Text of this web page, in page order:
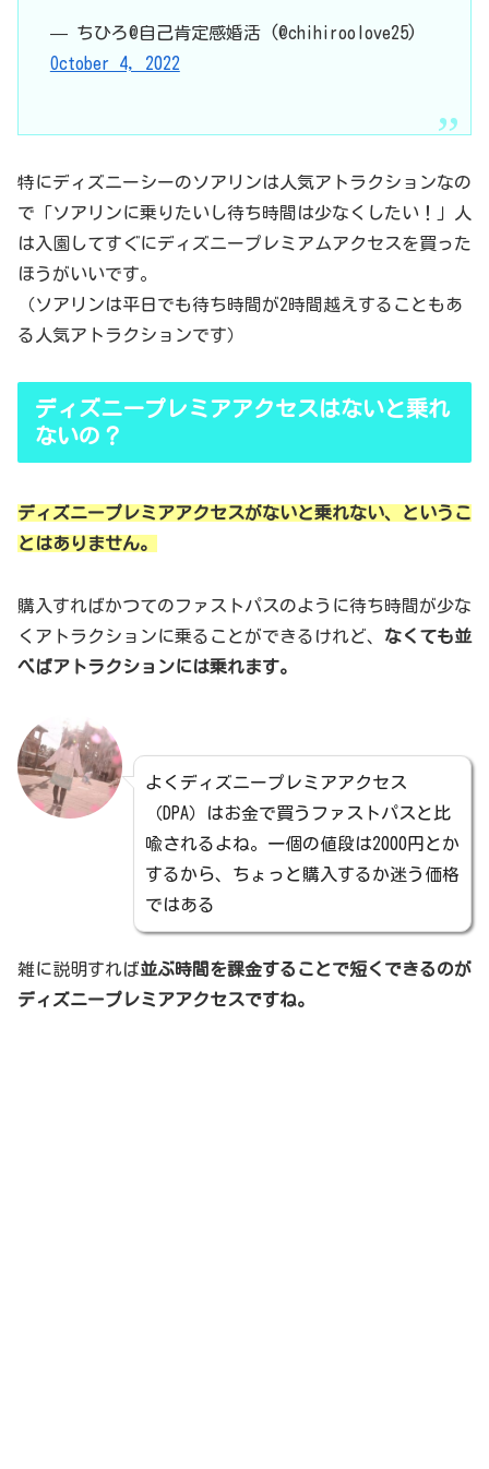
— ちひろ@自己肯定感婚活 (@chihiroolove25)
October 4, 2022
特にディズニーシーのソアリンは人気アトラクションなの
で「ソアリンに乗りたいし待ち時間は少なくしたい！」人
は入園してすぐにディズニープレミアムアクセスを買った
ほうがいいです。
（ソアリンは平日でも待ち時間が2時間越えすることもあ
る人気アトラクションです）
ディズニープレミアアクセスはないと乗れ
ないの？
ディズニープレミアアクセスがないと乗れない、というこ
とはありません。
購入すればかつてのファストパスのように待ち時間が少な
くアトラクションに乗ることができるけれど、 なくても並
べばアトラクションには乗れます。
よくディズニープレミアアクセス
（DPA）はお金で買うファストパスと比
喩されるよね。一個の値段は2000円とか
するから、ちょっと購入するか迷う価格
ではある
雑に説明すれば並ぶ時間を課金することで短くできるのが
ディズニープレミアアクセスですね。